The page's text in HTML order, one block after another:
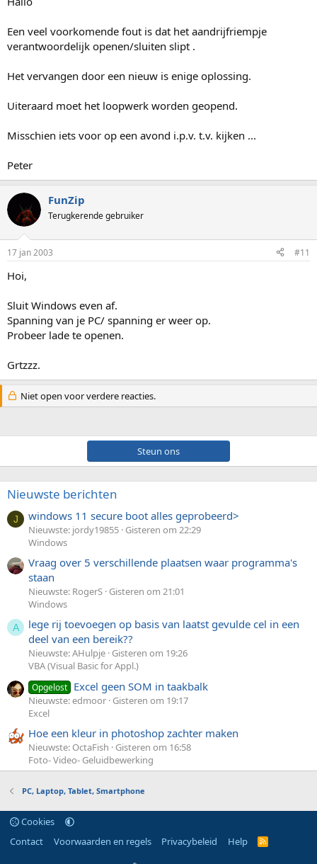
Een veel voorkomende fout is dat het aandrijfriempje
verantwoordelijk openen/sluiten slipt .
Het vervangen door een nieuw is enige oplossing.
Uiteraard moet het loopwerk worden geopend.
Misschien iets voor op een avond i.p.v. t.v. kijken ...
Peter
FunZip
Terugkerende gebruiker
17 jan 2003 #11
Hoi,
Sluit Windows even af.
Spanning van je PC/ spanning er weer op.
Probeer lade te openen.
Grtzzz.
Niet open voor verdere reacties.
Steun ons
Nieuwste berichten
J windows 11 secure boot alles geprobeerd>
Nieuwste: jordy19855 Gisteren om 22:29
Windows
Vraag over 5 verschillende plaatsen waar programma's
staan
Nieuwste: RogerS Gisteren om 21:01
Windows
A
lege rij toevoegen op basis van laatst gevulde cel in een
deel van een bereik??
Nieuwste: AHulpje Gisteren om 19:26
VBA (Visual Basic for Appl.)
Opgelost Excel geen SOM in taakbalk
Nieuwste: edmoor Gisteren om 19:17
Excel
Hoe een kleur in photoshop zachter maken
Nieuwste: OctaFish
Gisteren om 16:58
Foto- Video- Geluidbewerking
PC, Laptop, Tablet, Smartphone
Cookies
Contact
Voorwaarden en regels Privacybeleid Help
R